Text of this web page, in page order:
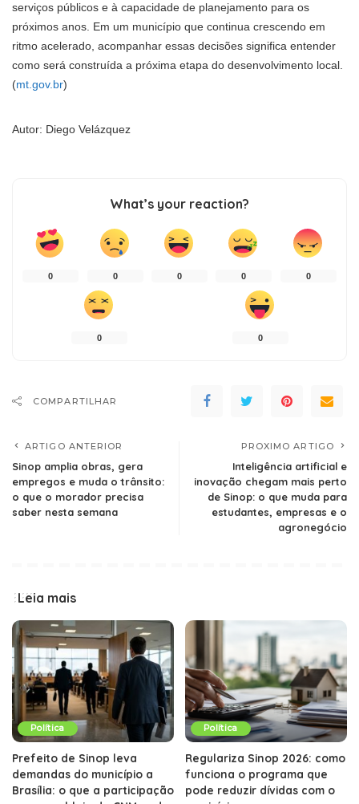
serviços públicos e à capacidade de planejamento para os
próximos anos. Em um município que continua crescendo em
ritmo acelerado, acompanhar essas decisões significa entender
como será construída a próxima etapa do desenvolvimento local.
(mt.gov.br)
Autor: Diego Velázquez
What’s your reaction?
0 0 0 0 0
0 0
COMPARTILHAR
ARTIGO ANTERIOR
Sinop amplia obras, gera
empregos e muda o trânsito:
o que o morador precisa
saber nesta semana
PROXIMO ARTIGO
Inteligência artificial e
inovação chegam mais perto
de Sinop: o que muda para
estudantes, empresas e o
agronegócio
Leia mais
Política
Prefeito de Sinop leva
demandas do município a
Brasília: o que a participação
Política
Regulariza Sinop 2026: como
funciona o programa que
pode reduzir dívidas com o